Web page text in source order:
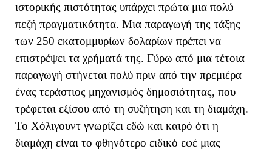
ιστορικής πιστότητας υπάρχει πρώτα μια πολύ
πεζή πραγματικότητα. Μια παραγωγή της τάξης
των 250 εκατομμυρίων δολαρίων πρέπει να
επιστρέψει τα χρήματά της. Γύρω από μια τέτοια
παραγωγή στήνεται πολύ πριν από την πρεμιέρα
ένας τεράστιος μηχανισμός δημοσιότητας, που
τρέφεται εξίσου από τη συζήτηση και τη διαμάχη.
Το Χόλιγουντ γνωρίζει εδώ και καιρό ότι η
διαμάχη είναι το φθηνότερο ειδικό εφέ μιας